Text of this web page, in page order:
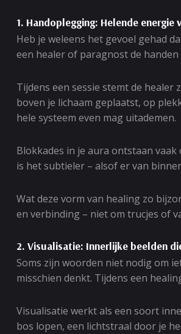
1. Handoplegging: Helende energie
Heb je weleens het gevoel gehad
een healer of paragnost de
Tijdens een sessie stemt de
boven je lichaam geplaatst, op
hele systeem even mag uitademen.
Blokkades in je aura ontstaan
is het subtieler – alsof er van
Wat deze vorm van healing zo
en verbinding – niet om trucjes of
2. Visualisatie: Innerlijke beelden
Soms zijn woorden niet nodig om
misschien denkt. Tijdens een
Visualisatie werkt als een soort
bos lopen, een lichtstraal door je